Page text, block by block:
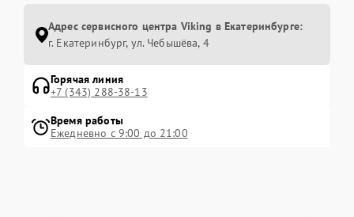
Адрес сервисного центра Viking в Екатеринбурге:
г. Екатеринбург, ул. Чебышёва, 4
Горячая линия
+7 (343) 288-38-13
Время работы
Ежедневно с 9:00 до 21:00